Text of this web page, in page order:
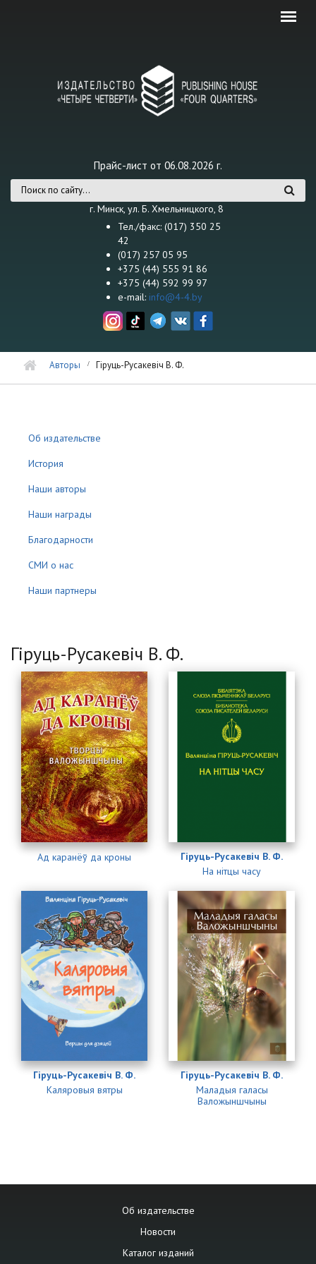
Прайс-лист от 06.08.2026 г.
Форма поискаг. Минск, ул. Б. Хмельницкого, 8
Тел./факс: (017) 350 25
42
(017) 257 05 95
+375 (44) 555 91 86
+375 (44) 592 99 97
e-mail: info@4-4.by
Авторы Гіруць-Русакевіч В. Ф.
Об издательстве
История
Наши авторы
Наши награды
Благодарности
СМИ о нас
Наши партнеры
Гіруць-Русакевіч В. Ф.
Ад каранёў да кроны
Гіруць-Русакевіч В. Ф.
На нітцы часу
Гіруць-Русакевіч В. Ф.
Каляровыя вятры
Гіруць-Русакевіч В. Ф.
Маладыя галасы
Валожыншчыны
Об издательстве
Новости
Каталог изданий